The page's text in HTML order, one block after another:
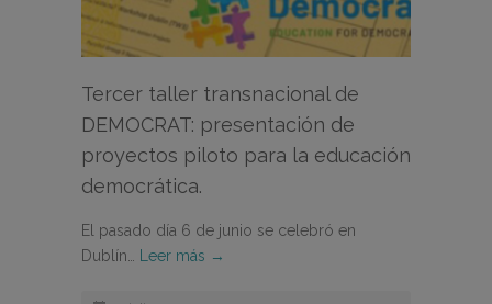
Tercer taller transnacional de
DEMOCRAT: presentación de
proyectos piloto para la educación
democrática.
El pasado día 6 de junio se celebró en
Dublín…
Leer más →